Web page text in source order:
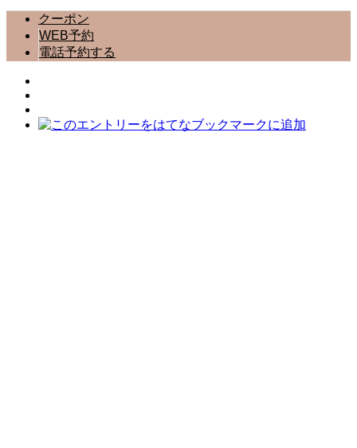
クーポン
WEB予約
電話予約する